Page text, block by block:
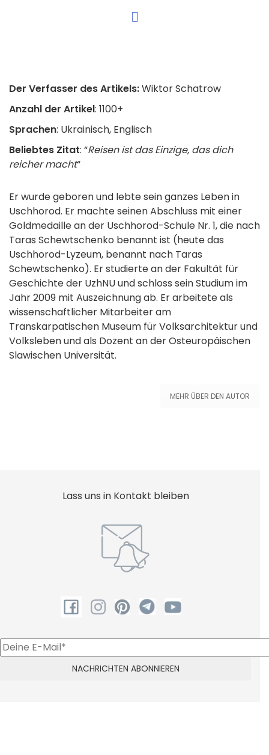
Der Verfasser des Artikels:Wiktor Schatrow
Anzahl der Artikel: 1100+
Sprachen: Ukrainisch, Englisch
Beliebtes Zitat: “Reisen ist das Einzige, das dich
reicher macht“
Er wurde geboren und lebte sein ganzes Leben in
Uschhorod. Er machte seinen Abschluss mit einer
Goldmedaille an der Uschhorod-Schule Nr. 1, die nach
Taras Schewtschenko benannt ist (heute das
Uschhorod-Lyzeum, benannt nach Taras
Schewtschenko). Er studierte an der Fakultät für
Geschichte der UzhNU und schloss sein Studium im
Jahr 2009 mit Auszeichnung ab. Er arbeitete als
wissenschaftlicher Mitarbeiter am
Transkarpatischen Museum für Volksarchitektur und
Volksleben und als Dozent an der Osteuropäischen
Slawischen Universität.
MEHR ÜBER DEN AUTOR
Lass uns in Kontakt bleiben